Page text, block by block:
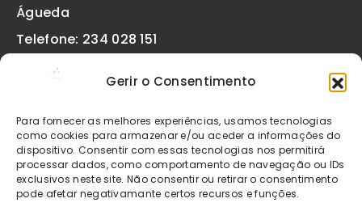
Gerir o Consentimento
Para fornecer as melhores experiências, usamos tecnologias
como cookies para armazenar e/ou aceder a informações do
dispositivo. Consentir com essas tecnologias nos permitirá
processar dados, como comportamento de navegação ou IDs
exclusivos neste site. Não consentir ou retirar o consentimento
pode afetar negativamante certos recursos e funções.
Águeda
Telefone: 234 028 151
geral@etiquetas-online.pt
Os preços indicados incluem IVA à taxa legal em vigor. Todos
os artigos apresentados no site encontram-se sujeitos à
disponibilidade de stock após confirmação da encomenda. As